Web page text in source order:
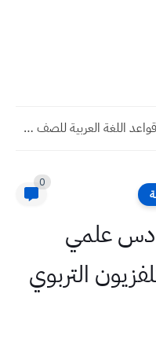
تحميل كتاب قواعد اللغة العربية للصف الرابع الابتدائي 2022 -...
0
علمي
التربوي